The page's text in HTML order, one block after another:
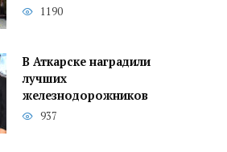
1190
В Аткарске наградили
лучших
железнодорожников
937